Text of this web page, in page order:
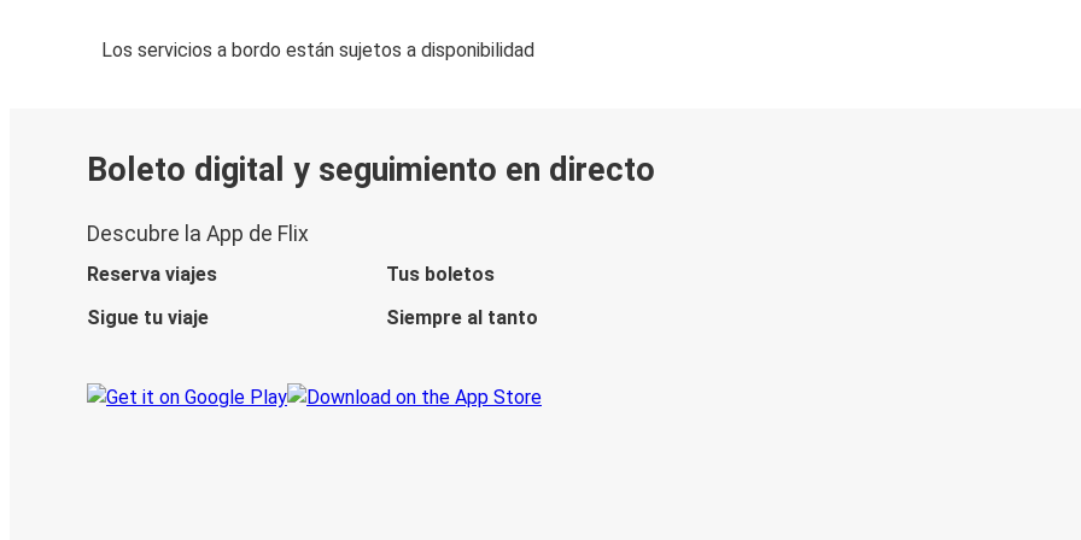
Los servicios a bordo están sujetos a disponibilidad
Boleto digital y seguimiento en directo
Descubre la App de Flix
Reserva viajes
Tus boletos
Sigue tu viaje
Siempre al tanto